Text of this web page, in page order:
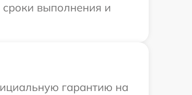
выполнения и
гарантию на